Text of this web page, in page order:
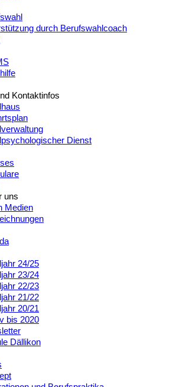
durch Berufswahlcoach
Kontaktinfos
Dienst
uns
Medien
24/25
23/24
22/23
21/22
20/21
bis 2020
Dällikon